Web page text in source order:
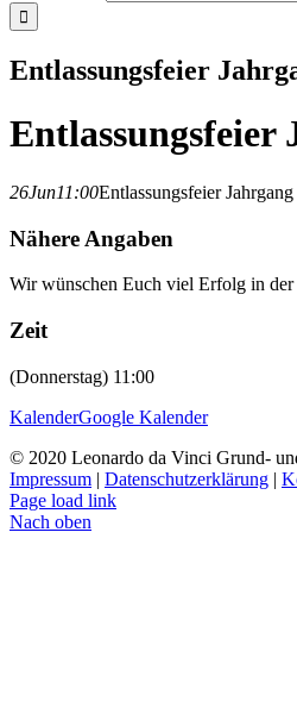
Entlassungsfeier
Entlassungsfeier
26Jun11:00Entlassungsfeier
Nähere Angaben
Wir wünschen Euch viel Erfolg in
Zeit
(Donnerstag) 11:00
KalenderGoogle Kalender
© 2020 Leonardo da Vinci Grund-
Impressum | Datenschutzerklärung |
Page load link
Nach oben